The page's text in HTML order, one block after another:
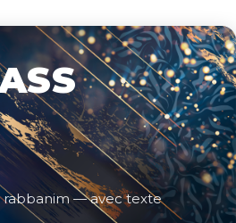
rabbanim — avec texte